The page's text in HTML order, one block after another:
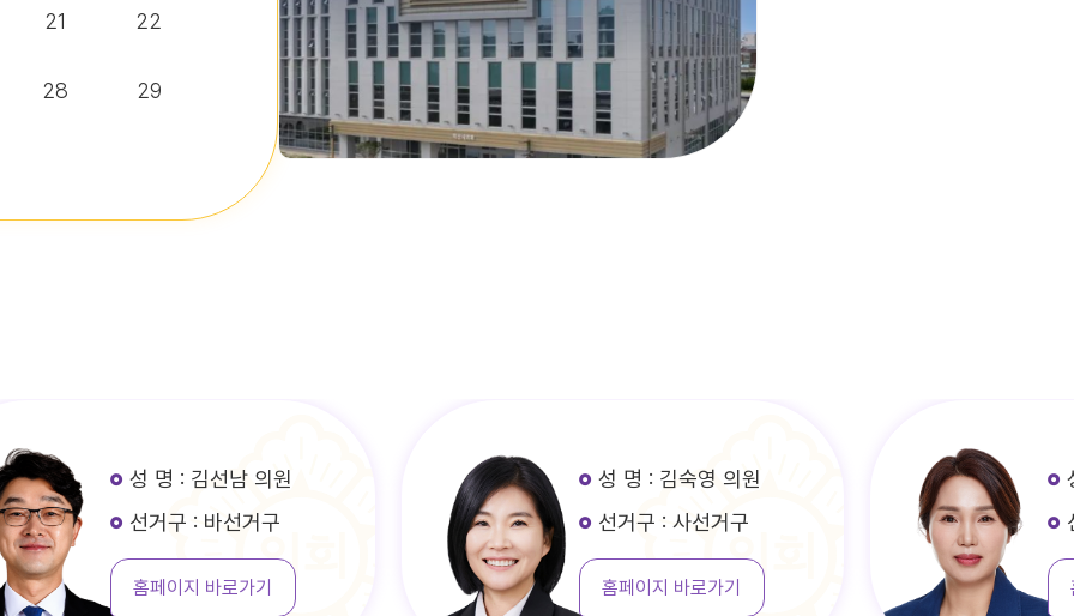
보조) 채용 공고
21 22
28 29
성 명 : 김선남 의원
선거구 : 바선거구
홈페이지 바로가기
성 명 : 김숙영 의원
선거구 : 사선거구
홈페이지 바로가기